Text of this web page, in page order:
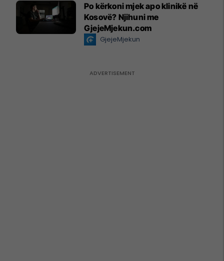
Po kërkoni mjek apo klinikë në
Kosovë? Njihuni me
GjejeMjekun.com
GjejeMjekun